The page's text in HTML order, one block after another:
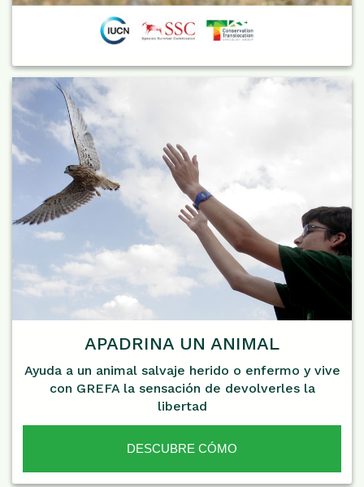
APADRINA UN ANIMAL
Ayuda a un animal salvaje herido o enfermo y vive
con GREFA la sensación de devolverles la
libertad
DESCUBRE CÓMO